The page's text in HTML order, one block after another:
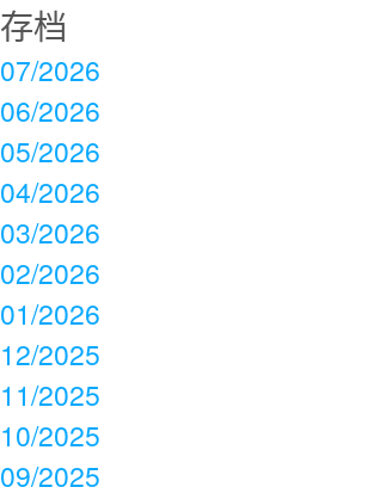
存档
07/2026
06/2026
05/2026
04/2026
03/2026
02/2026
01/2026
12/2025
11/2025
10/2025
09/2025